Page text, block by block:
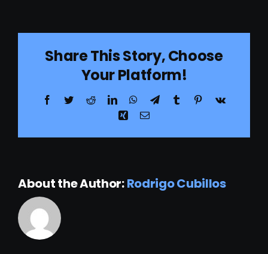
Independencia
Share This Story, Choose
Your Platform!
Facebook
TwitterRedditLinkedInWhatsApp
TelegramTumblr Pinterest
Vk
XingEmail
About the Author:Rodrigo Cubillos